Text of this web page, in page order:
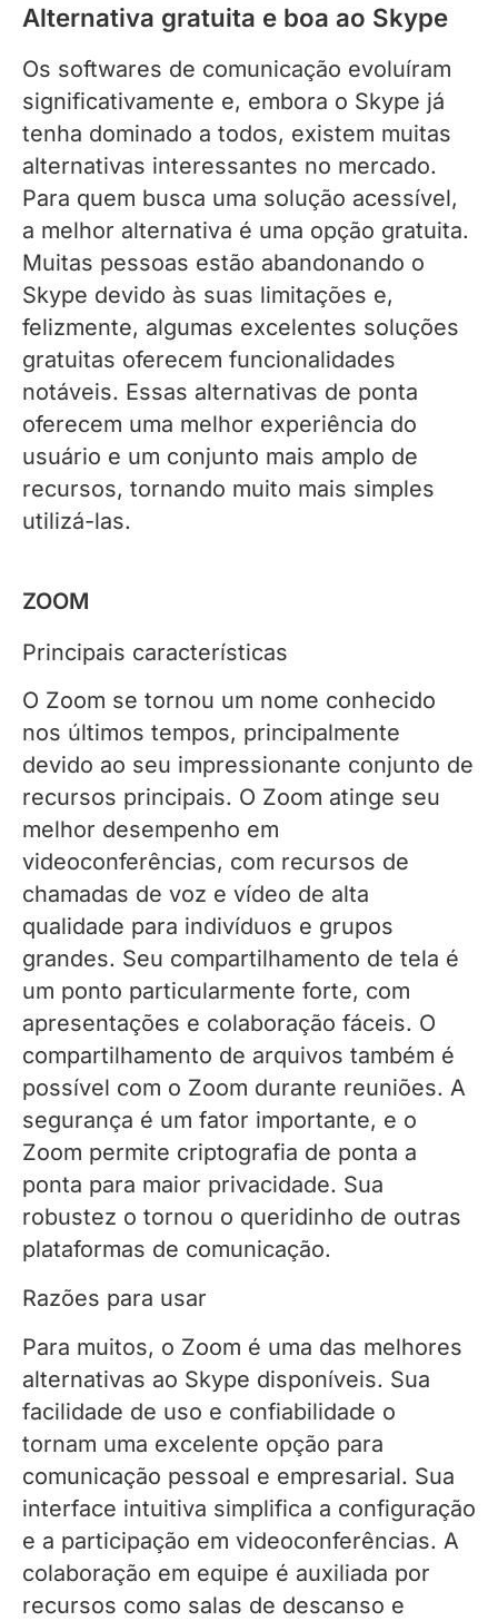
Alternativa gratuita e boa ao Skype
Os softwares de comunicação evoluíram
significativamente e, embora o Skype já
tenha dominado a todos, existem muitas
alternativas interessantes no mercado.
Para quem busca uma solução acessível,
a melhor alternativa é uma opção gratuita.
Muitas pessoas estão abandonando o
Skype devido às suas limitações e,
felizmente, algumas excelentes soluções
gratuitas oferecem funcionalidades
notáveis. Essas alternativas de ponta
oferecem uma melhor experiência do
usuário e um conjunto mais amplo de
recursos, tornando muito mais simples
utilizá-las.
ZOOM
Principais características
O Zoom se tornou um nome conhecido
nos últimos tempos, principalmente
devido ao seu impressionante conjunto de
recursos principais. O Zoom atinge seu
melhor desempenho em
videoconferências, com recursos de
chamadas de voz e vídeo de alta
qualidade para indivíduos e grupos
grandes. Seu compartilhamento de tela é
um ponto particularmente forte, com
apresentações e colaboração fáceis. O
compartilhamento de arquivos também é
possível com o Zoom durante reuniões. A
segurança é um fator importante, e o
Zoom permite criptografia de ponta a
ponta para maior privacidade. Sua
robustez o tornou o queridinho de outras
plataformas de comunicação.
Razões para usar
Para muitos, o Zoom é uma das melhores
alternativas ao Skype disponíveis. Sua
facilidade de uso e confiabilidade o
tornam uma excelente opção para
comunicação pessoal e empresarial. Sua
interface intuitiva simplifica a configuração
e a participação em videoconferências. A
colaboração em equipe é auxiliada por
recursos como salas de descanso e